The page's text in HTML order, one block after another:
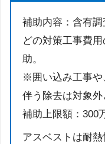
補助内容：含有
どの対策工事費
助。
※囲い込み工事や
伴う除去は対象外
補助上限額：300
アスベストは耐